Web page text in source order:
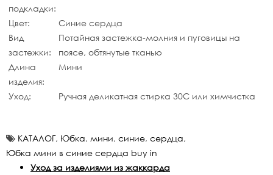
подкладки:
Цвет:
Синие сердца
Вид
застежки:
Потайная застежка-молния и пуговицы на
поясе, обтянутые тканью
Длина
изделия:
Мини
Уход: Ручная деликатная стирка 30С или химчистка
КАТАЛОГ, Юбка, мини, синие, сердца,
Юбка мини в синие сердца buy in
Уход за изделиями из жаккарда